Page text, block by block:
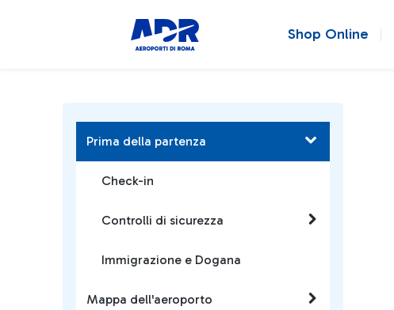
Shop Online
Prima della partenza
Check-in
Controlli di sicurezza
Immigrazione e Dogana
Mappa dell'aeroporto